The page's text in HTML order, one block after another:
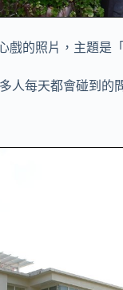
戲的照片，主題是
人每天都會碰到的